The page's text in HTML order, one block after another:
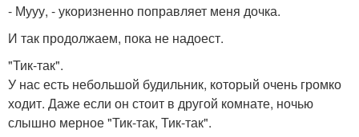
- Мууу, - укоризненно поправляет меня дочка.
И так продолжаем, пока не надоест.
"Тик-так".
У нас есть небольшой будильник, который очень громко
ходит. Даже если он стоит в другой комнате, ночью
слышно мерное "Тик-так, Тик-так".